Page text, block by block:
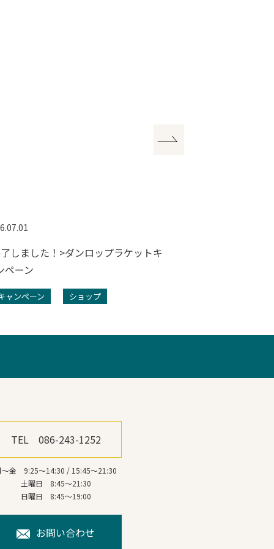
しました！>ダンロップラケットキ
ペーン
ャンペーン ショップ
TEL 086-243-1252
～金 9:25～14:30 / 15:45～21:30
土曜日 8:45～21:30
日曜日 8:45～19:00
お問い合わせ